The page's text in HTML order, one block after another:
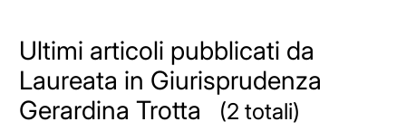
Ultimi articoli pubblicati da
Laureata in Giurisprudenza
Gerardina Trotta
(2 totali)